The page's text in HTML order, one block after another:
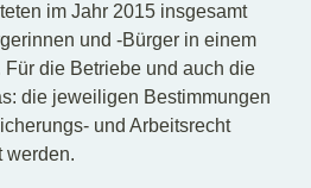
im Jahr 2015 insgesamt
und -Bürger in einem
die Betriebe und auch die
die jeweiligen Bestimmungen
und Arbeitsrecht
werden.